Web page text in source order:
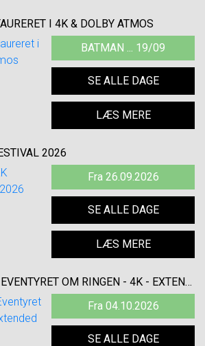
I 4K & DOLBY ATMOS
BATMAN ... 19/09
SE ALLE DAGE
LÆS MERE
2026
Fra 26.09.2026
SE ALLE DAGE
LÆS MERE
RINGENES HERRE: EVENTYRET OM RINGEN - 4K - EXTENDED
Fra 04.10.2026
SE ALLE DAGE